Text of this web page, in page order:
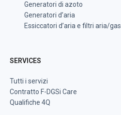
Generatori di azoto
Generatori d’aria
Essiccatori d’aria e filtri aria/gas
SERVICES
Tutti i servizi
Contratto F-DGSi Care
Qualifiche 4Q